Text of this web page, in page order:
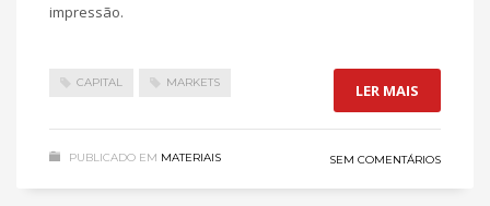
impressão.
CAPITAL MARKETS LER MAIS
PUBLICADO EM MATERIAIS SEM COMENTÁRIOS